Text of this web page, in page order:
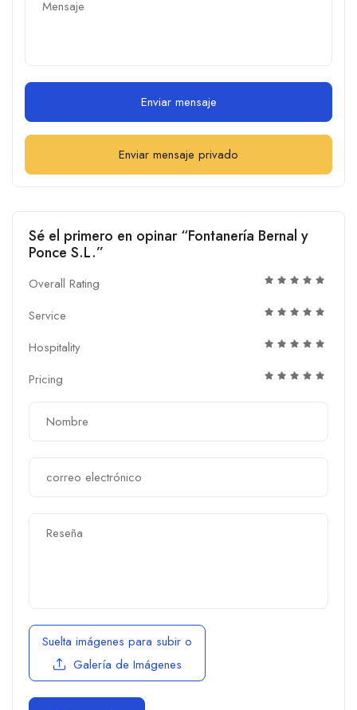
Enviar mensaje
Enviar mensaje privado
Sé el primero en opinar “Fontanería Bernal y
Ponce S.L.”
Overall Rating
Service
Hospitality
Pricing
Suelta imágenes para subir o
Galería de Imágenes